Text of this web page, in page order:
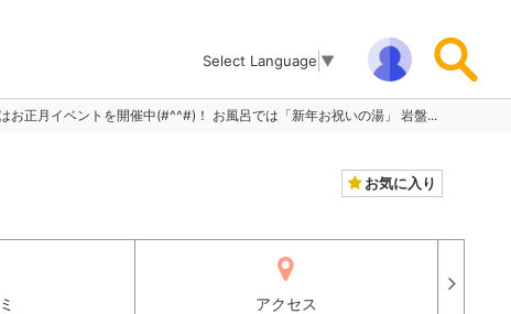
Select Language ▼
正月イベントを開催中(#^^#)！ お風呂では「新年お祝いの湯」 岩盤...
お気に入り
アクセス